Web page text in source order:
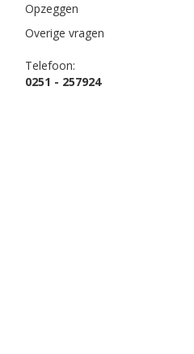
Opzeggen
Overige vragen
Telefoon:
0251 - 257924